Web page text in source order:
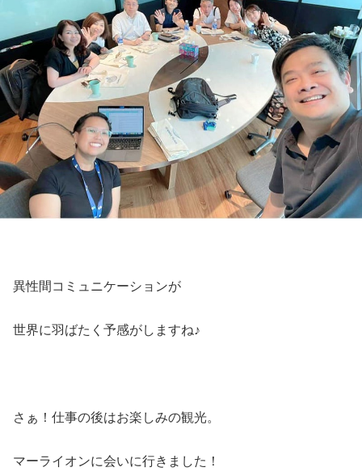
異性間コミュニケーションが
世界に羽ばたく予感がしますね♪
さぁ！仕事の後はお楽しみの観光。
マーライオンに会いに行きました！